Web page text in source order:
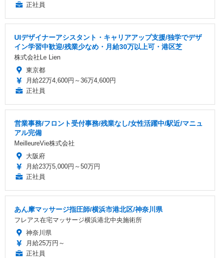
正社員
UIデザイナーアシスタント・キャリアアップ支援/独学でデザ
イン学習中歓迎/残業少なめ・月給30万以上可・港区芝
株式会社Le Lien
東京都
月給22万4,600円～36万4,600円
正社員
営業事務/フロント受付事務/残業なし/女性活躍中/駅近/マニュ
アル完備
MeilleureVie株式会社
大阪府
月給23万5,000円～50万円
正社員
あん摩マッサージ指圧師/横浜市港北区/神奈川県
フレアス在宅マッサージ横浜港北中央施術所
神奈川県
月給25万円～
正社員